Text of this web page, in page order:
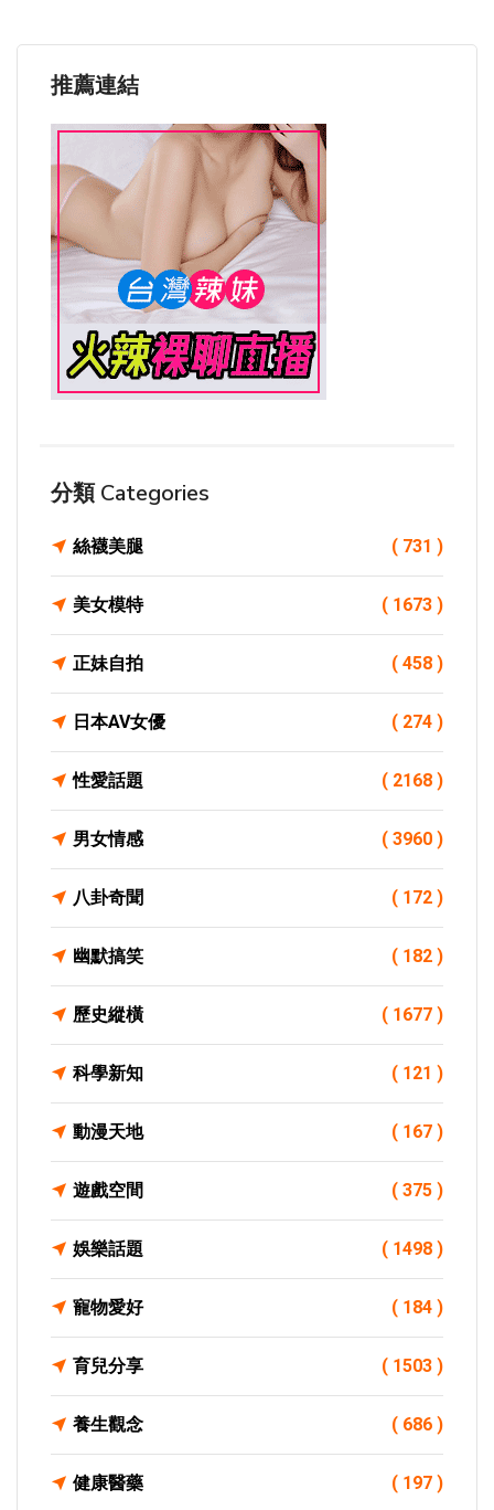
推薦連結
分類 Categories
絲襪美腿 ( 731 )
美女模特 ( 1673 )
正妹自拍 ( 458 )
日本AV女優 ( 274 )
性愛話題 ( 2168 )
男女情感 ( 3960 )
八卦奇聞 ( 172 )
幽默搞笑 ( 182 )
歷史縱橫 ( 1677 )
科學新知 ( 121 )
動漫天地 ( 167 )
遊戲空間 ( 375 )
娛樂話題 ( 1498 )
寵物愛好 ( 184 )
育兒分享 ( 1503 )
養生觀念 ( 686 )
健康醫藥 ( 197 )